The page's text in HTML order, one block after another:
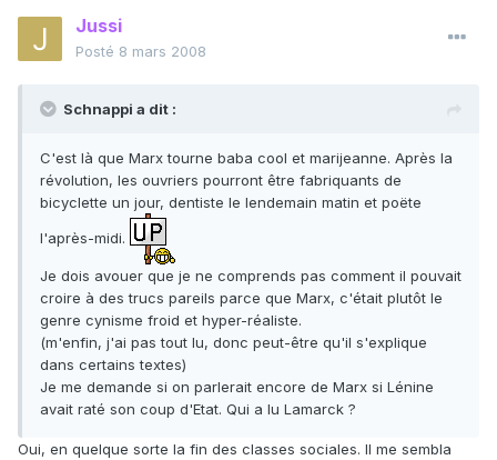
Jussi
Posté 8 mars 2008
Schnappi a dit :
C'est là que Marx tourne baba cool et marijeanne. Après la
révolution, les ouvriers pourront être fabriquants de
bicyclette un jour, dentiste le lendemain matin et poëte
l'après-midi.
Je dois avouer que je ne comprends pas comment il pouvait
croire à des trucs pareils parce que Marx, c'était plutôt le
genre cynisme froid et hyper-réaliste.
(m'enfin, j'ai pas tout lu, donc peut-être qu'il s'explique
dans certains textes)
Je me demande si on parlerait encore de Marx si Lénine
avait raté son coup d'Etat. Qui a lu Lamarck ?
Oui, en quelque sorte la fin des classes sociales. Il me sembla